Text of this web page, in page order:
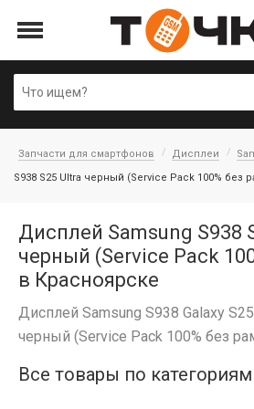
Запчасти для смартфонов Дисплеи
S938 S25 Ultra черный (Service Pack 100% без
Дисплей Samsung S938
черный (Service Pack
в Красноярске
Дисплей Samsung S938 Galaxy
черный (Service Pack 100% без
Все товары по категориям